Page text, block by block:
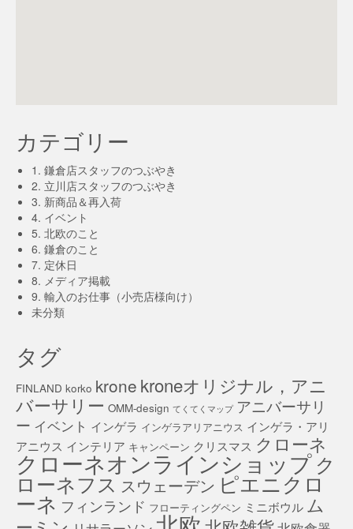
カテゴリー
1. 鎌倉店スタッフのつぶやき
2. 立川店スタッフのつぶやき
3. 新商品＆再入荷
4. イベント
5. 北欧のこと
6. 鎌倉のこと
7. 定休日
8. メディア掲載
9. 輸入のお仕事（小売店様向け）
未分類
タグ
FINLAND korko krone kroneオリジナル，アニ
バーサリー OMM-design てくてくマップ アニバーサリ
ー イベント インゲラ インゲラアリアニウス インゲラ・アリ
アニウス インテリア キャンペーン クリスマス クローネ
クローネオンラインショップク
ローネフススウェーデン ピエニクロ
ーネ フィンランド フローティングペン ミニボウル ム